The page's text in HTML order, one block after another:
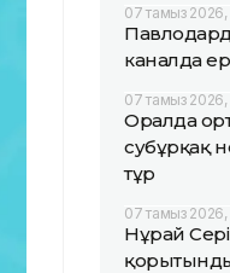
07 тамыз
каналда
07 тамыз 2026,
Оралда
субұрқақ
тұр
07 тамыз 2026,
Нұрай